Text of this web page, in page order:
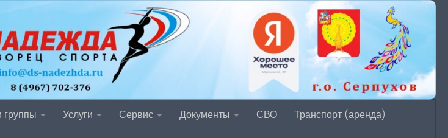
группы Услуги Сервис Документы СВО Транспорт (аренда)